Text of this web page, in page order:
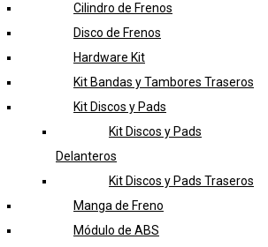
Cilindro de Frenos
Disco de Frenos
Hardware Kit
Kit Bandas y Tambores Traseros
Kit Discos y Pads
Kit Discos y Pads
Delanteros
Kit Discos y Pads Traseros
Manga de Freno
Módulo de ABS